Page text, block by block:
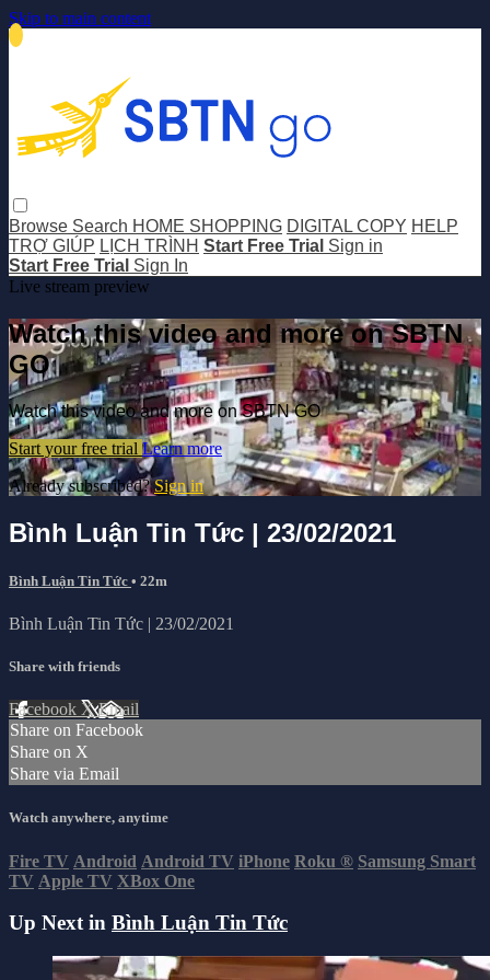
Skip to main content
Browse Search HOME SHOPPING DIGITAL COPY HELP
TRỢ GIÚP LỊCH TRÌNH Start Free Trial Sign in
Start Free Trial Sign In
Live stream preview
Watch this video and more on SBTN
GO
Watch this video and more on SBTN GO
Start your free trial Learn more
Already subscribed?Sign in
Bình Luận Tin Tức | 23/02/2021
Bình Luận Tin Tức • 22m
Bình Luận Tin Tức | 23/02/2021
Share with friends
Facebook XEmail
Share on Facebook
Share on X
Share via Email
Watch anywhere, anytime
Fire TV Android Android TV iPhone Roku ® Samsung Smart
TV Apple TV XBox One
Up Next in Bình Luận Tin Tức